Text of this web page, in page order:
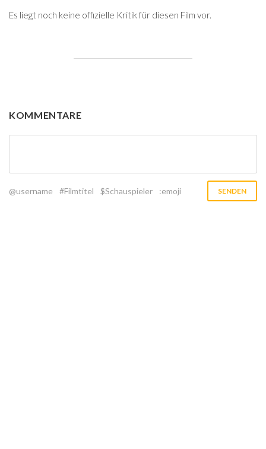
Es liegt noch keine offizielle Kritik für diesen Film vor.
KOMMENTARE
@username #Filmtitel $Schauspieler :emoji